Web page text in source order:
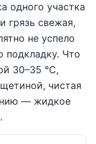
одного участка
грязь свежая,
не успело
подкладку. Что
30–35 °C,
чистая
— жидкое